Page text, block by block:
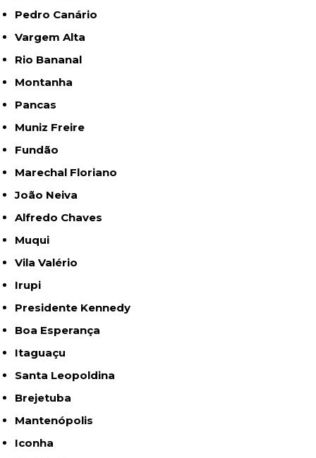
Pedro Canário
Vargem Alta
Rio Bananal
Montanha
Pancas
Muniz Freire
Fundão
Marechal Floriano
João Neiva
Alfredo Chaves
Muqui
Vila Valério
Irupi
Presidente Kennedy
Boa Esperança
Itaguaçu
Santa Leopoldina
Brejetuba
Mantenópolis
Iconha